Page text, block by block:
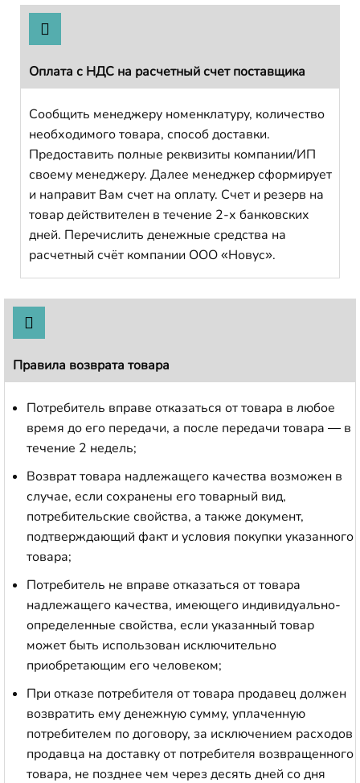
Оплата с НДС на расчетный счет поставщика
Сообщить менеджеру номенклатуру, количество
необходимого товара, способ доставки.
Предоставить полные реквизиты компании/ИП
своему менеджеру. Далее менеджер сформирует
и направит Вам счет на оплату. Счет и резерв на
товар действителен в течение 2-х банковских
дней. Перечислить денежные средства на
расчетный счёт компании ООО «Новус».
Правила возврата товара
Потребитель вправе отказаться от товара в любое
время до его передачи, а после передачи товара — в
течение 2 недель;
Возврат товара надлежащего качества возможен в
случае, если сохранены его товарный вид,
потребительские свойства, а также документ,
подтверждающий факт и условия покупки указанного
товара;
Потребитель не вправе отказаться от товара
надлежащего качества, имеющего индивидуально-
определенные свойства, если указанный товар
может быть использован исключительно
приобретающим его человеком;
При отказе потребителя от товара продавец должен
возвратить ему денежную сумму, уплаченную
потребителем по договору, за исключением расходов
продавца на доставку от потребителя возвращенного
товара, не позднее чем через десять дней со дня